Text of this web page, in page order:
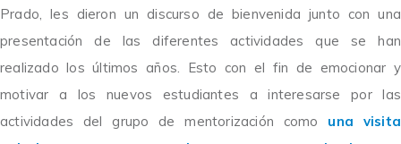
Prado, les dieron un discurso de bienvenida junto con una
presentación de las diferentes actividades que se han
realizado los últimos años. Esto con el fin de emocionar y
motivar a los nuevos estudiantes a interesarse por las
actividades del grupo de mentorización como una visita